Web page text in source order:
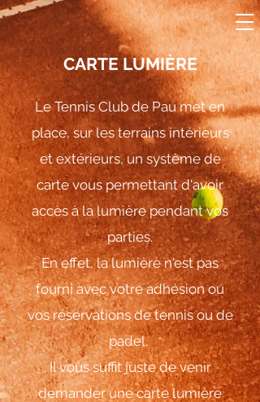
CARTE LUMIÈRE
Le Tennis Club de Pau met en
place, sur les terrains intérieurs
et extérieurs, un système de
carte vous permettant d'avoir
accès à la lumière pendant vos
parties.
En effet, la lumière n'est pas
fourni avec votre adhésion ou
vos réservations de tennis ou de
padel.
Il vous suffit juste de venir
demander une carte lumière